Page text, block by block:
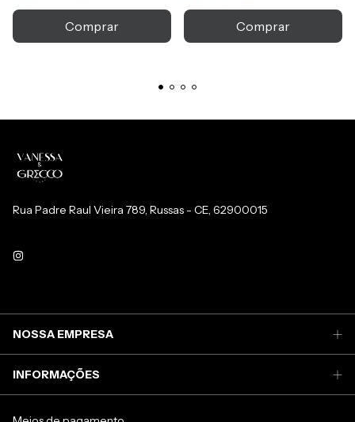
Comprar Comprar
Rua Padre Raul Vieira 789, Russas - CE, 62900015
NOSSA EMPRESA
INFORMAÇÕES